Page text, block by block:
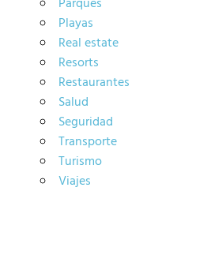
Playas
Real estate
Resorts
Restaurantes
Salud
Seguridad
Transporte
Turismo
Viajes